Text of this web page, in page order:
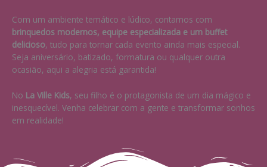
Com um ambiente temático e lúdico, contamos com
brinquedos modernos, equipe especializada e um buffet
delicioso, tudo para tornar cada evento ainda mais especial.
Seja aniversário, batizado, formatura ou qualquer outra
ocasião, aqui a alegria está garantida!
No La Ville Kids, seu filho é o protagonista de um dia mágico e
inesquecível. Venha celebrar com a gente e transformar sonhos
em realidade!